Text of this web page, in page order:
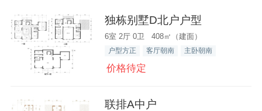
独栋别墅D北户户型
6室 2厅 0卫 408㎡（建面）
户型方正 客厅朝南 主卧朝南
价格待定
联排A中户